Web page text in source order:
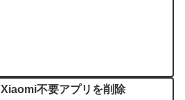
Xiaomi不要アプリを削除